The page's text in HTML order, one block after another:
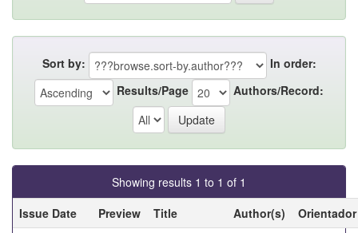
Sort by:
In order:
Results/Page
Authors/Record:
Showing results 1 to 1 of 1
Issue Date
Preview Title Author(s)
Orientador